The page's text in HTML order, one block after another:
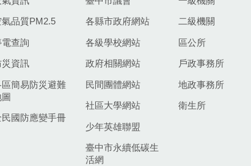
氣品質PM2.5
查詢
災資訊
區簡易防災避難
民國防應變手冊
各縣市政府網站
各級學校網站
政府相關網站
民間團體網站
社區大學網站
少年英雄聯盟
臺中市永續低碳生
活網
二級機關
區公所
戶政事務所
地政事務所
衛生所